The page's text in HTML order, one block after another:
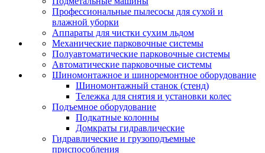
Профессиональные пылесосы для сухой и
влажной уборки
Аппараты для чистки сухим льдом
Механические парковочные системы
Полуавтоматические парковочные системы
Автоматические парковочные системы
Шиномонтажное и шиноремонтное оборудование
Шиномонтажный станок (стенд)
Тележка для снятия и установки колес
Подъемное оборудование
Подкатные колонны
Домкраты гидравлические
Гидравлические и грузоподъемные
приспособления